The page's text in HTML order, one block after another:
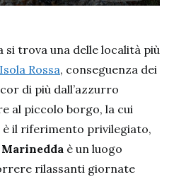
si trova una delle località più
Isola Rossa, conseguenza dei
di più dall’azzurro
al piccolo borgo, la cui
è il riferimento privilegiato,
Marinedda è un luogo
rilassanti giornate